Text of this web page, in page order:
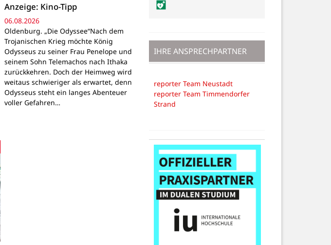
Anzeige: Kino-Tipp
06.08.2026
Oldenburg. „Die Odyssee“Nach dem
Trojanischen Krieg möchte König
Odysseus zu seiner Frau Penelope und
seinem Sohn Telemachos nach Ithaka
zurückkehren. Doch der Heimweg wird
weitaus schwieriger als erwartet, denn
Odysseus steht ein langes Abenteuer
voller Gefahren…
IHRE ANSPRECHPARTNER
reporter Team Neustadt
reporter Team Timmendorfer
Strand